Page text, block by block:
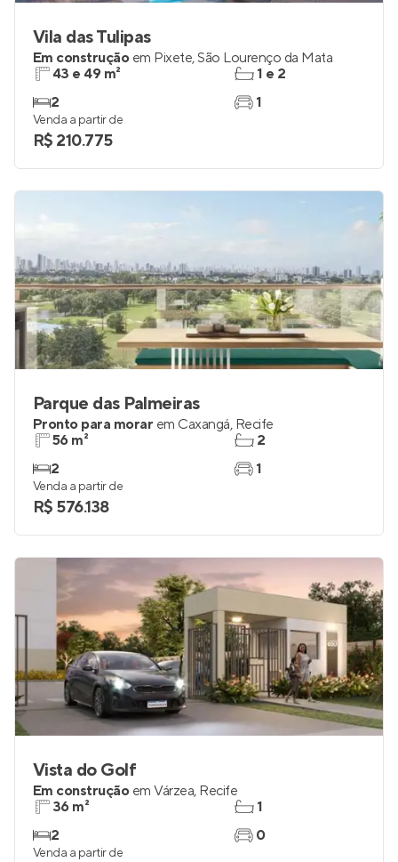
Vila das Tulipas
Em construção em Pixete,São Lourenço da Mata
43 e 49 m²
2
1 e 2
1
Venda a partir de
R$ 210.775
Parque das Palmeiras
Pronto para morar em Caxangá, Recife
56 m²
2
2
1
Venda a partir de
R$ 576.138
Vista do Golf
Em construção em Várzea, Recife
36 m²
2
1
0
Venda a partir de